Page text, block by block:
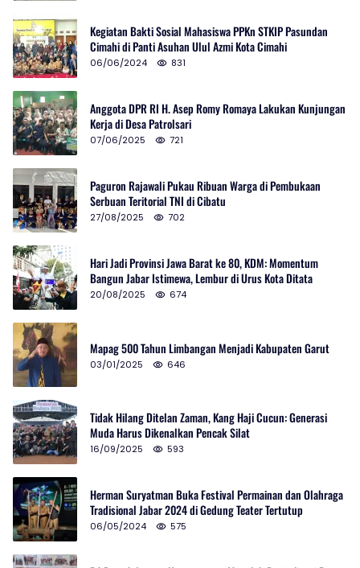
Kegiatan Bakti Sosial Mahasiswa PPKn STKIP Pasundan
Cimahi di Panti Asuhan Ulul Azmi Kota Cimahi
06/06/2024 831
Anggota DPR RI H. Asep Romy Romaya Lakukan Kunjungan
Kerja di Desa Patrolsari
07/06/2025 721
Paguron Rajawali Pukau Ribuan Warga di Pembukaan
Serbuan Teritorial TNI di Cibatu
27/08/2025 702
Hari Jadi Provinsi Jawa Barat ke 80, KDM: Momentum
Bangun Jabar Istimewa, Lembur di Urus Kota Ditata
20/08/2025 674
Mapag 500 Tahun Limbangan Menjadi Kabupaten Garut
03/01/2025 646
Tidak Hilang Ditelan Zaman, Kang Haji Cucun: Generasi
Muda Harus Dikenalkan Pencak Silat
16/09/2025 593
Herman Suryatman Buka Festival Permainan dan Olahraga
Tradisional Jabar 2024 di Gedung Teater Tertutup
06/05/2024 575